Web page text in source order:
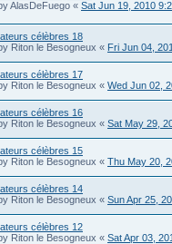
AlasDeFuego « Sat Jun 19, 2010
célèbres 18
Riton le Besogneux « Fri Jun 04,
célèbres 17
Riton le Besogneux « Wed Jun 02,
célèbres 16
Riton le Besogneux « Sat May 29,
célèbres 15
Riton le Besogneux « Thu May 20,
célèbres 14
Riton le Besogneux « Sun Apr 25,
célèbres 12
Riton le Besogneux « Sat Apr 03,